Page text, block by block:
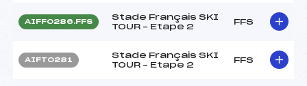
AIFF0286.FFS
Stade Français SKI
TOUR – Etape 2
FFS
AIFT0281
Stade Français SKI
TOUR – Etape 2
FFS